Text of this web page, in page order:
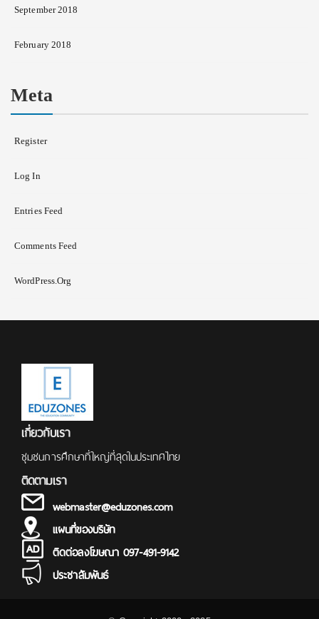
September 2018
February 2018
Meta
Register
Log In
Entries Feed
Comments Feed
WordPress.org
เกี่ยวกับเรา
ชุมชนการศึกษาที่ใหญ่ที่สุดในประเทศไทย
ติดตามเรา
webmaster@eduzones.com
แผนที่ของบริษัท
ติดต่อลงโฆษณา 097-491-9142
ประชาสัมพันธ์